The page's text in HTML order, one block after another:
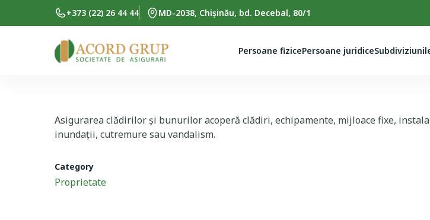
Skip to main content+373 (22) 26 44 44 MD-2038, Chișinău, bd. Decebal, 80/1
Persoane fizicePersoane juridice
Asigurarea clădirilor și bunurilor acoperă clădiri, echipamente, mijloace fixe,
inundații, cutremure sau vandalism.
Category
Proprietate